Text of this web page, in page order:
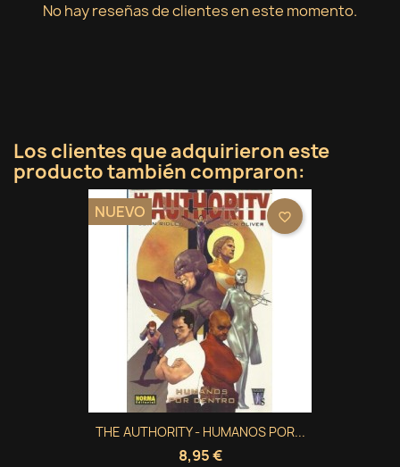
No hay reseñas de clientes en este momento.
Los clientes que adquirieron este
producto también compraron:
THE AUTHORITY - HUMANOS POR...
8,95 €
NUEVO favorite_border